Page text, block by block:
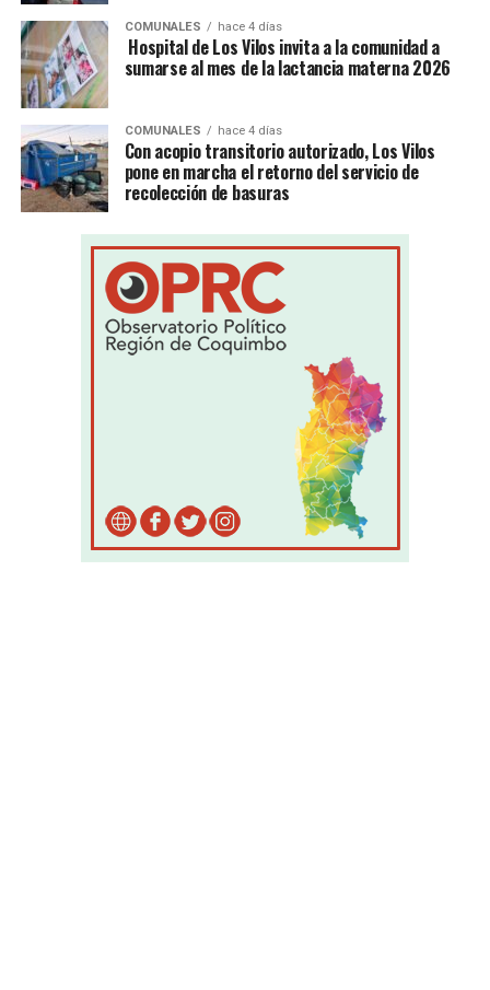
COMUNALES hace 4 días
Hospital de Los Vilos invita a la comunidad a
sumarse al mes de la lactancia materna 2026
COMUNALES hace 4 días
Con acopio transitorio autorizado, Los Vilos
pone en marcha el retorno del servicio de
recolección de basuras